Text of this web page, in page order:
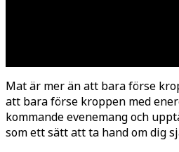
Mat är mer än att bara förse
att bara förse kroppen med
kommande evenemang och
som ett sätt att ta hand om dig